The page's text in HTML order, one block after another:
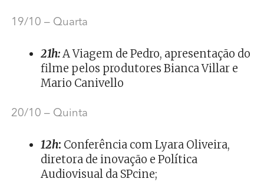
19/10 – Quarta
21h:A Viagem de Pedro, apresentação do
filme pelos produtores Bianca Villar e
Mario Canivello
20/10 – Quinta
12h: Conferência com Lyara Oliveira,
diretora de inovação e Política
Audiovisual da SPcine;